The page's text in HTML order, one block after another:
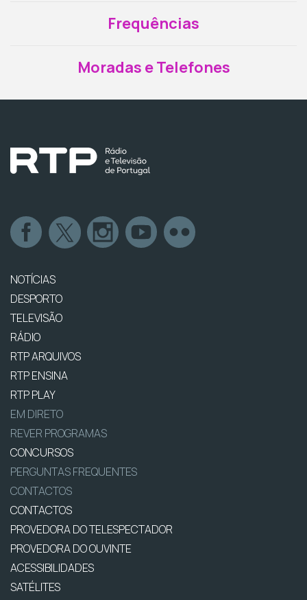
Frequências
Moradas e Telefones
NOTÍCIAS
DESPORTO
TELEVISÃO
RÁDIO
RTP ARQUIVOS
RTP ENSINA
RTP PLAY
EM DIRETO
REVER PROGRAMAS
CONCURSOS
PERGUNTAS FREQUENTES
CONTACTOS
CONTACTOS
PROVEDORA DO TELESPECTADOR
PROVEDORA DO OUVINTE
ACESSIBILIDADES
SATÉLITES